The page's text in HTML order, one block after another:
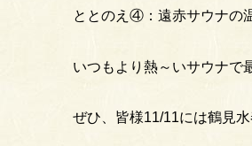
ととのえ④：遠赤サウナの
いつもより熱～いサウナで
ぜひ、皆様11/11には鶴見水